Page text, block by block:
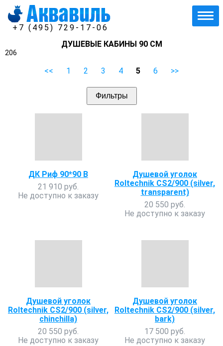
+7 (495) 729-17-06
ДУШЕВЫЕ КАБИНЫ 90 СМ
206
<< 1 2 3 4 5 6 >>
Фильтры
ДК Риф 90*90 В
21 910 руб.
Не доступно к заказу
Душевой уголок
Roltechnik CS2/900 (silver,
transparent)
20 550 руб.
Не доступно к заказу
Душевой уголок
Roltechnik CS2/900 (silver,
chinchilla)
20 550 руб.
Не доступно к заказу
Душевой уголок
Roltechnik CS2/900 (silver,
bark)
17 500 руб.
Не доступно к заказу